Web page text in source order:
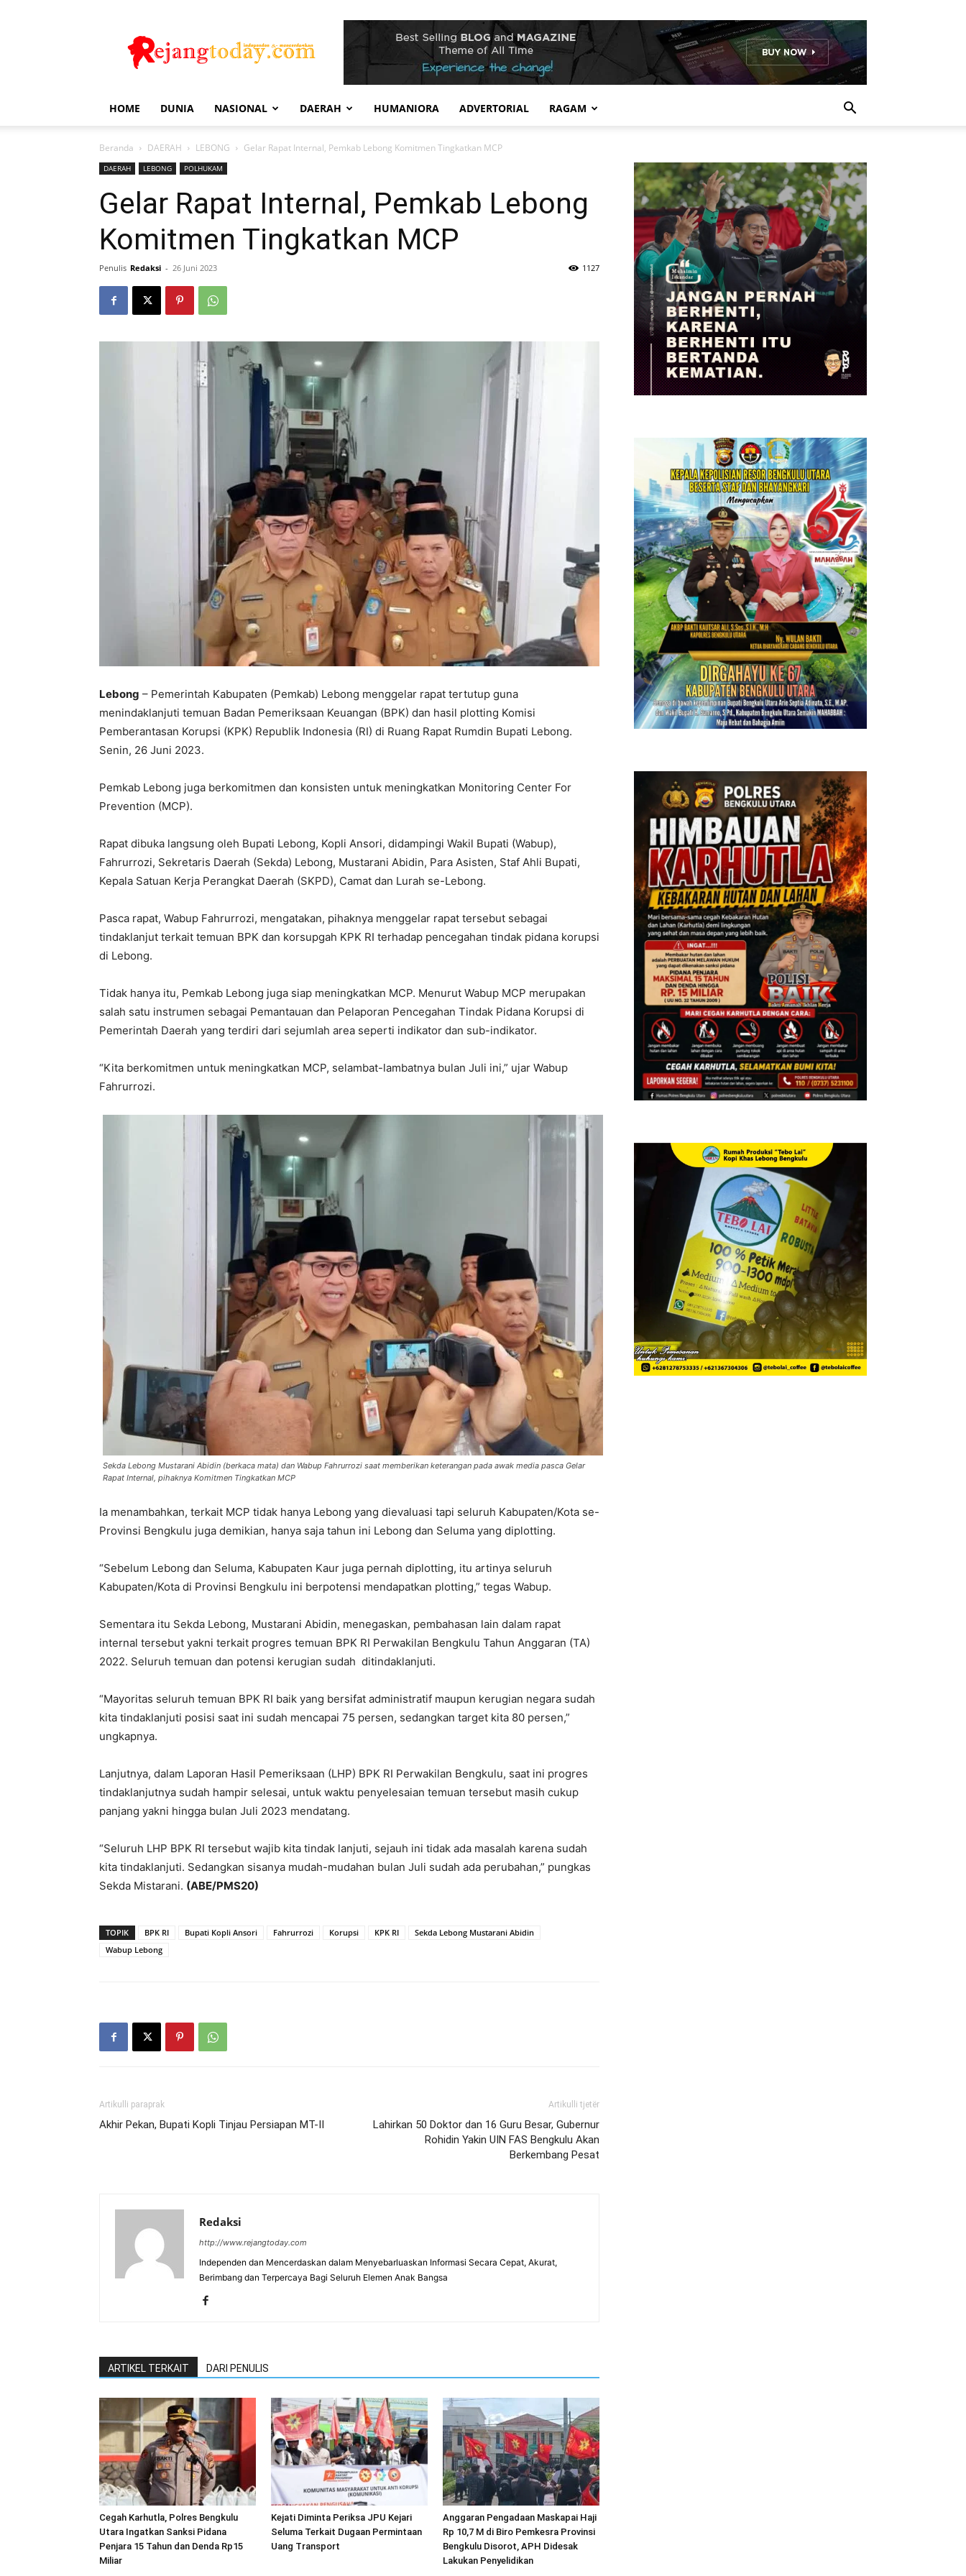
Today
HOME DUNIA NASIONAL DAERAH HUMANIORA ADVERTORIAL RAGAM
Beranda DAERAH LEBONG Gelar Rapat Internal, Pemkab Lebong Komitmen Tingkatkan MCP
DAERAH LEBONG POLHUKAM
Gelar Rapat Internal, Pemkab Lebong
Komitmen Tingkatkan MCP
Penulis Redaksi - 26 Juni 2023 1127
Lebong – Pemerintah Kabupaten (Pemkab) Lebong menggelar rapat tertutup guna
menindaklanjuti temuan Badan Pemeriksaan Keuangan (BPK) dan hasil plotting Komisi
Pemberantasan Korupsi (KPK) Republik Indonesia (RI) di Ruang Rapat Rumdin Bupati Lebong.
Senin, 26 Juni 2023.
Pemkab Lebong juga berkomitmen dan konsisten untuk meningkatkan Monitoring Center For
Prevention (MCP).
Rapat dibuka langsung oleh Bupati Lebong, Kopli Ansori, didampingi Wakil Bupati (Wabup),
Fahrurrozi, Sekretaris Daerah (Sekda) Lebong, Mustarani Abidin, Para Asisten, Staf Ahli Bupati,
Kepala Satuan Kerja Perangkat Daerah (SKPD), Camat dan Lurah se-Lebong.
Pasca rapat, Wabup Fahrurrozi, mengatakan, pihaknya menggelar rapat tersebut sebagai
tindaklanjut terkait temuan BPK dan korsupgah KPK RI terhadap pencegahan tindak pidana korupsi
di Lebong.
Tidak hanya itu, Pemkab Lebong juga siap meningkatkan MCP. Menurut Wabup MCP merupakan
salah satu instrumen sebagai Pemantauan dan Pelaporan Pencegahan Tindak Pidana Korupsi di
Pemerintah Daerah yang terdiri dari sejumlah area seperti indikator dan sub-indikator.
“Kita berkomitmen untuk meningkatkan MCP, selambat-lambatnya bulan Juli ini,” ujar Wabup
Fahrurrozi.
Sekda Lebong Mustarani Abidin (berkaca mata) dan Wabup Fahrurrozi saat memberikan keterangan pada awak media pasca Gelar
Rapat Internal, pihaknya Komitmen Tingkatkan MCP
Ia menambahkan, terkait MCP tidak hanya Lebong yang dievaluasi tapi seluruh Kabupaten/Kota se-
Provinsi Bengkulu juga demikian, hanya saja tahun ini Lebong dan Seluma yang diplotting.
“Sebelum Lebong dan Seluma, Kabupaten Kaur juga pernah diplotting, itu artinya seluruh
Kabupaten/Kota di Provinsi Bengkulu ini berpotensi mendapatkan plotting,” tegas Wabup.
Sementara itu Sekda Lebong, Mustarani Abidin, menegaskan, pembahasan lain dalam rapat
internal tersebut yakni terkait progres temuan BPK RI Perwakilan Bengkulu Tahun Anggaran (TA)
2022. Seluruh temuan dan potensi kerugian sudah ditindaklanjuti.
“Mayoritas seluruh temuan BPK RI baik yang bersifat administratif maupun kerugian negara sudah
kita tindaklanjuti posisi saat ini sudah mencapai 75 persen, sedangkan target kita 80 persen,”
ungkapnya.
Lanjutnya, dalam Laporan Hasil Pemeriksaan (LHP) BPK RI Perwakilan Bengkulu, saat ini progres
tindaklanjutnya sudah hampir selesai, untuk waktu penyelesaian temuan tersebut masih cukup
panjang yakni hingga bulan Juli 2023 mendatang.
“Seluruh LHP BPK RI tersebut wajib kita tindak lanjuti, sejauh ini tidak ada masalah karena sudah
kita tindaklanjuti. Sedangkan sisanya mudah-mudahan bulan Juli sudah ada perubahan,” pungkas
Sekda Mistarani. (ABE/PMS20)
TOPIK BPK RI Bupati Kopli Ansori Fahrurrozi Korupsi KPK RI
Sekda Lebong Mustarani Abidin
Wabup Lebong
Artikulli paraprak
Akhir Pekan, Bupati Kopli Tinjau Persiapan MT-II
Artikulli tjetër
Lahirkan 50 Doktor dan 16 Guru Besar, Gubernur
Rohidin Yakin UIN FAS Bengkulu Akan
Berkembang Pesat
Redaksi
http://www.rejangtoday.com
Independen dan Mencerdaskan dalam Menyebarluaskan Informasi Secara Cepat, Akurat,
Berimbang dan Terpercaya Bagi Seluruh Elemen Anak Bangsa
ARTIKEL TERKAIT DARI PENULIS
Cegah Karhutla, Polres Bengkulu
Utara Ingatkan Sanksi Pidana
Penjara 15 Tahun dan Denda Rp15
Miliar
Kejati Diminta Periksa JPU Kejari
Seluma Terkait Dugaan Permintaan
Uang Transport
Anggaran Pengadaan Maskapai Haji
Rp 10,7 M di Biro Pemkesra Provinsi
Bengkulu Disorot, APH Didesak
Lakukan Penyelidikan